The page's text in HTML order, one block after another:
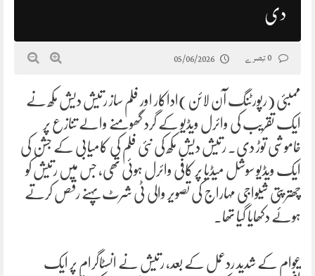
دی
05/06/2026
ممبئی (رپورٹنگ آن لائن)اداکار اور فلم ساز رتیش دیش مکھ نے
ایک تقریب کی وائرل ویڈیو کے گرد گھومنے والے تنازع پر
خاموشی توڑ دی۔ رتیش دیش مکھ کی نئی فلم کی کامیابی کے جشن کی
ایک ویڈیو سوشل میڈیا پر کافی وائرل ہوئی تھی، جس میں رتیش کو
چھترپتی شیواجی مہاراج کی تصویر والی ٹی شرٹ پہنے رقص کرتے
ہوئے دکھایا گیا تھا۔
عوام کے شدید ردعمل کے بعد، رتیش نے انسٹاگرام پر ایک